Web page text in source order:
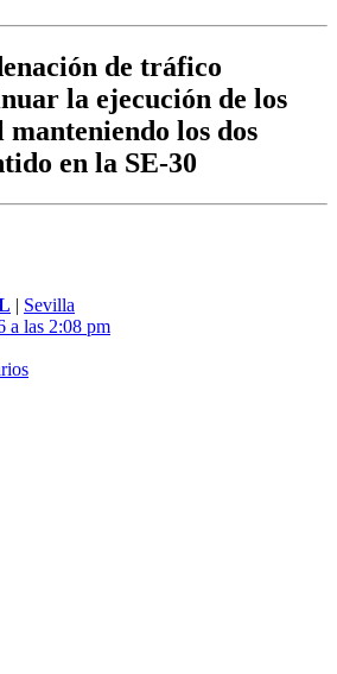
de tráfico
la ejecución de los
los dos
en la SE-30
| Sevilla
a las 2:08 pm